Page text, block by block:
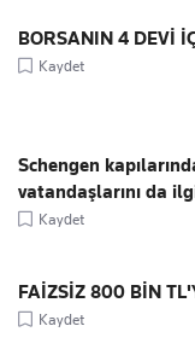
BORSANIN 4 DEVİ
Kaydet
Schengen
vatandaşlarını da
Kaydet
FAİZSİZ 800 BİN
Kaydet